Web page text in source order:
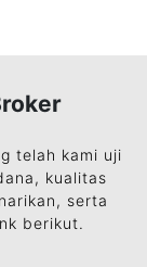
telah kami uji
kualitas
serta
berikut.